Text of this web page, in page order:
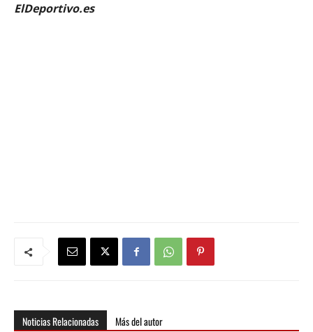
ElDeportivo.es
Noticias Relacionadas Más del autor